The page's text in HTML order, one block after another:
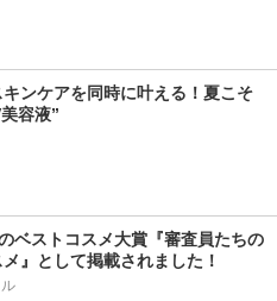
ンケアを同時に叶える！夏こそ
容液”
ベストコスメ大賞『審査員たちの
』として掲載されました！